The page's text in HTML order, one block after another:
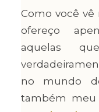
Como você
ofereço
aquelas
no mundo
também meu